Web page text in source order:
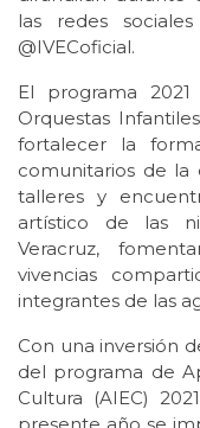
las redes
@IVECoficial.
El programa
Orquestas
fortalecer la
comunitarios de la
talleres y
artístico de las
Veracruz,
vivencias
integrantes de las
Con una inversión
del programa de
Cultura (AIEC)